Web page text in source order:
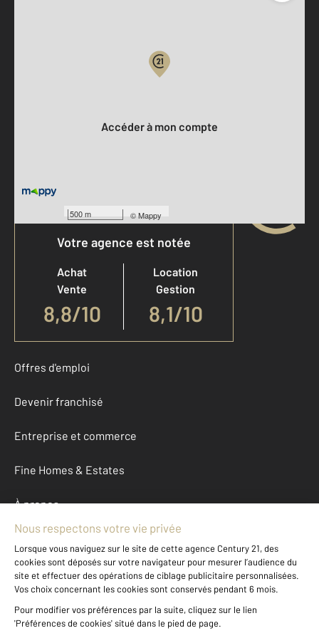
500 m ©Mappy
Accéder à mon compte
Votre agence est notée
Achat
Vente
8,8/10
Location
Gestion
8,1/10
Offres d'emploi
Devenir franchisé
Entreprise et commerce
Fine Homes & Estates
À propos
International
Nous contacter